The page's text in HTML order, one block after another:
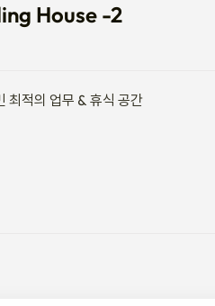
House -2
최적의 업무 & 휴식 공간